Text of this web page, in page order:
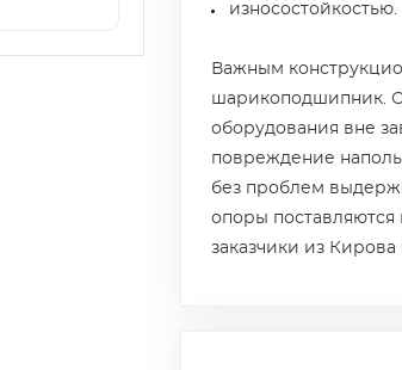
износостойкостью.
Важным
шарикоподшипник.
оборудования вне
повреждение
без проблем
опоры
заказчики из